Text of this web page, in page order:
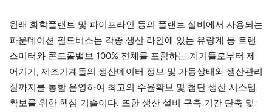
원래 화학플랜트 및 파이프라인 등의 플랜트 설비에서 사용되는
파운데이션 필드버스는 각종 생산 라인에 있는 유량계 등 트랜
스미터와 콘트롤밸브 100% 전체를 포함하는 계기들로부터 제
어기기, 제조기계들의 생산데이터 정보 및 가동상태와 생산관리
실까지를 통합 운영하여 최고의 수율확보 및 첨단 생산 시스템
확보를 위한 핵심 기술이다. 또한 생산 설비 구축 기간 단축 및